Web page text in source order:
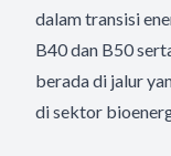
dalam transisi
B40 dan B50
berada di jalur
di sektor